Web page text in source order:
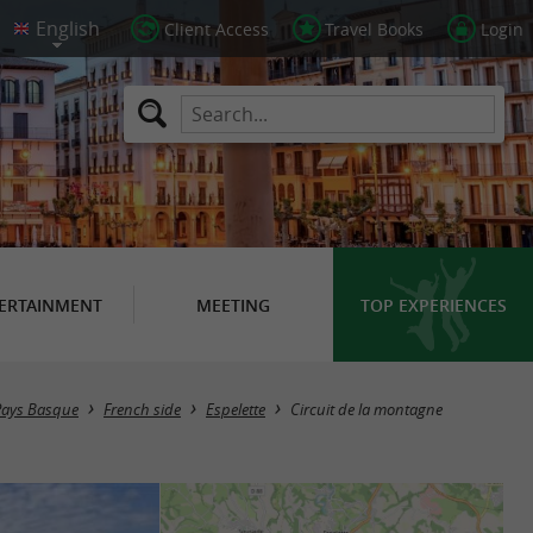
Client Access Travel Books Login
MEETING TOP EXPERIENCES
Basque French side Espelette Circuit de la montagne